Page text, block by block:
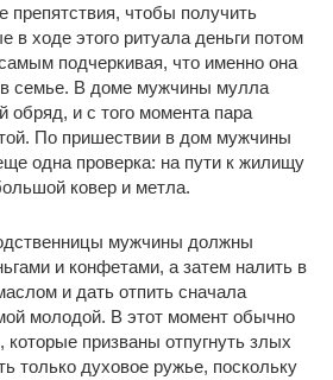
препятствия, чтобы получить
в ходе этого ритуала деньги потом
подчеркивая, что именно она
в семье. В доме мужчины мулла
обряд, и с того момента пара
По пришествии в дом мужчины
одна проверка: на пути к жилищу
ковер и метла.
мужчины должны
и конфетами, а затем налить в
и дать отпить сначала
молодой. В этот момент обычно
призваны отпугнуть злых
только духовое ружье, поскольку